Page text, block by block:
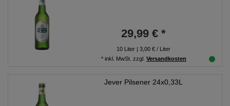
29,99 € *
10 Liter | 3,00 € / Liter
* inkl. MwSt. zzgl. Versandkosten
Jever Pilsener 24x0,33L